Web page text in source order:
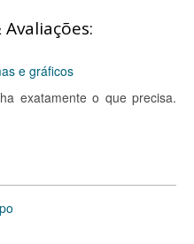
e gráficos
exatamente o que precisa.